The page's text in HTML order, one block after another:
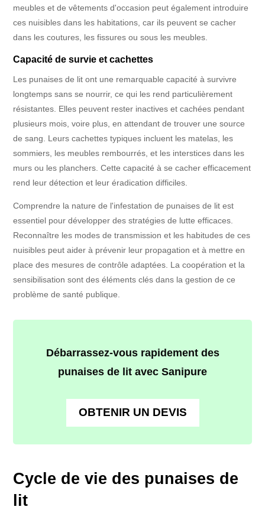
meubles et de vêtements d'occasion peut également introduire
ces nuisibles dans les habitations, car ils peuvent se cacher
dans les coutures, les fissures ou sous les meubles.
Capacité de survie et cachettes
Les punaises de lit ont une remarquable capacité à survivre
longtemps sans se nourrir, ce qui les rend particulièrement
résistantes. Elles peuvent rester inactives et cachées pendant
plusieurs mois, voire plus, en attendant de trouver une source
de sang. Leurs cachettes typiques incluent les matelas, les
sommiers, les meubles rembourrés, et les interstices dans les
murs ou les planchers. Cette capacité à se cacher efficacement
rend leur détection et leur éradication difficiles.
Comprendre la nature de l'infestation de punaises de lit est
essentiel pour développer des stratégies de lutte efficaces.
Reconnaître les modes de transmission et les habitudes de ces
nuisibles peut aider à prévenir leur propagation et à mettre en
place des mesures de contrôle adaptées. La coopération et la
sensibilisation sont des éléments clés dans la gestion de ce
problème de santé publique.
Débarrassez-vous rapidement des
punaises de lit avec Sanipure
OBTENIR UN DEVIS
Cycle de vie des punaises de
lit